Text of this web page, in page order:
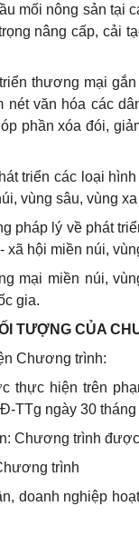
mối nông sản tại
nâng cấp, cải
thương mại
nét văn hóa các
phần xóa đói,
triển các loại
vùng sâu, vùng
pháp lý về phát
xã hội miền núi,
mại miền núi,
gia.
TƯỢNG CỦA
Chương trình:
thực hiện trên
TTg ngày 30
Chương trình
trình
doanh nghiệp